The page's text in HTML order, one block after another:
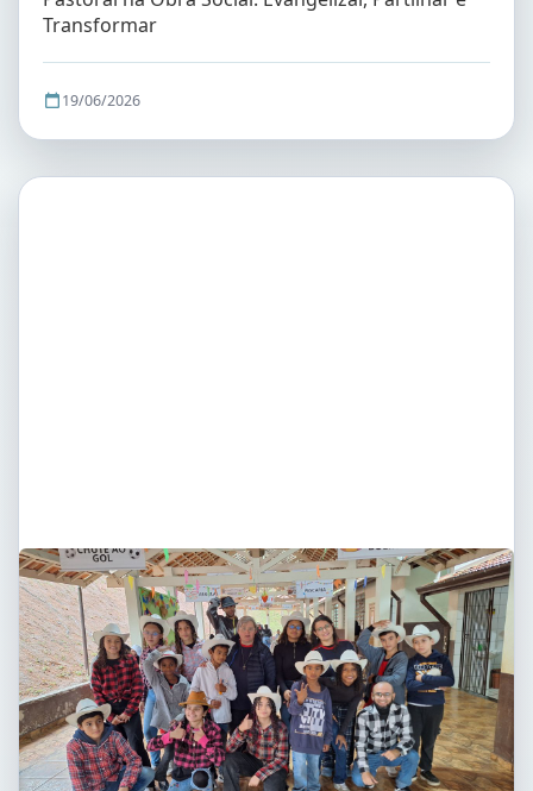
Transformar
19/06/2026